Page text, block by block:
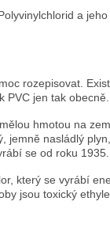
a
rozepisovat.
PVC jen tak obecně.
hmotou na
jemně nasládlý
se od roku 1935.
který se vyrábí
jsou toxický